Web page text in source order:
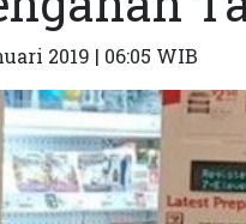
2019 | 06:05 WIB